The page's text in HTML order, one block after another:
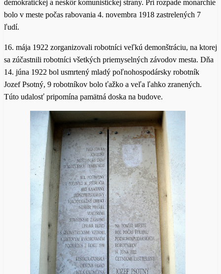
demokratickej a neskôr komunistickej strany. Pri rozpade monarchie
bolo v meste počas rabovania 4. novembra 1918 zastrelených 7
ľudí.
16. mája 1922 zorganizovali robotníci veľkú demonštráciu, na ktorej
sa zúčastnili robotníci všetkých priemyselných závodov mesta. Dňa
14. júna 1922 bol usmrtený mladý poľnohospodársky robotník
Jozef Psotný, 9 robotníkov bolo ťažko a veľa ľahko zranených.
Túto udalosť pripomína pamätná doska na budove.